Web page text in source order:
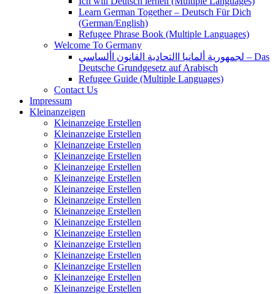
Learn German Together – Deutsch Für Dich
(German/English)
Refugee Phrase Book (Multiple Languages)
Welcome To Germany
لجمهورية ألمانيا االتحادية القانون األساسي – Das
Deutsche Grundgesetz auf Arabisch
Refugee Guide (Multiple Languages)
Contact Us
Impressum
Kleinanzeigen
Kleinanzeige Erstellen
Kleinanzeige Erstellen
Kleinanzeige Erstellen
Kleinanzeige Erstellen
Kleinanzeige Erstellen
Kleinanzeige Erstellen
Kleinanzeige Erstellen
Kleinanzeige Erstellen
Kleinanzeige Erstellen
Kleinanzeige Erstellen
Kleinanzeige Erstellen
Kleinanzeige Erstellen
Kleinanzeige Erstellen
Kleinanzeige Erstellen
Kleinanzeige Erstellen
Kleinanzeige Erstellen